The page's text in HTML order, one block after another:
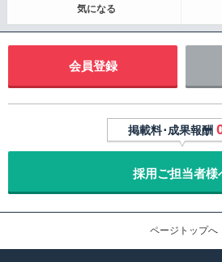
気になる
会員登録
掲載料･成果報酬
採用ご担当者様
ページトップへ